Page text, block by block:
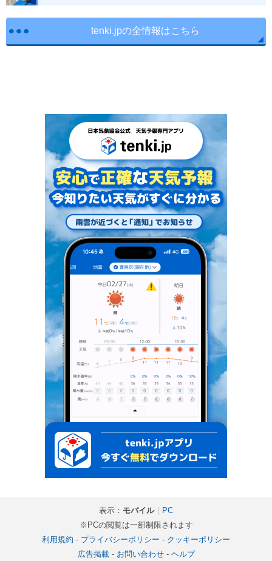
tenki.jpの全情報はこちら
表示： モバイル｜ PC
※PCの閲覧は一部制限されます
利用規約 - プライバシーポリシー - クッキーポリシー
広告掲載- お問い合わせ- ヘルプ